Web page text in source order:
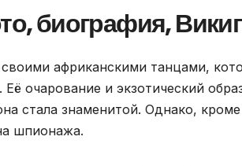
биография,
африканскими танцами,
Её очарование и экзотический
стала знаменитой. Однако,
шпионажа.